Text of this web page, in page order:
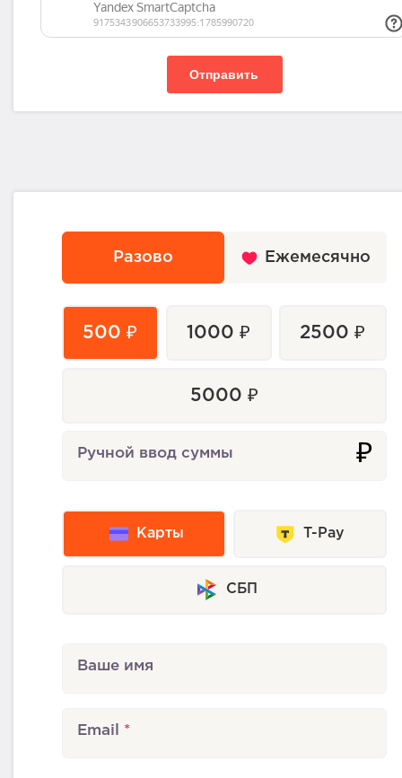
Отправить
Разово Ежемесячно
500 ₽ 1000 ₽ 2500 ₽
5000 ₽
Ручной ввод суммы ₽
Карты T-Pay
СБП
Ваше имя
Email